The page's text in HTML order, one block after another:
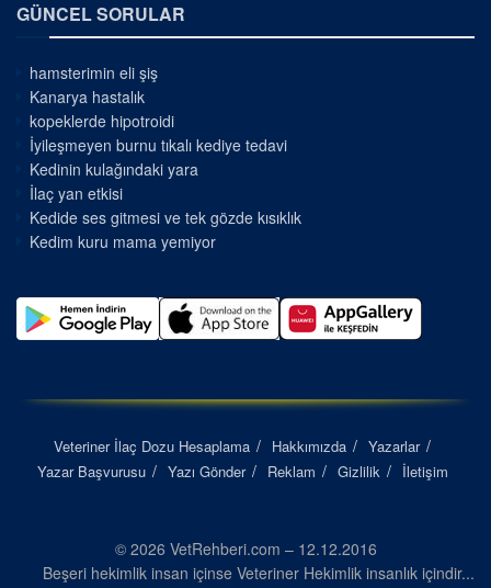
GÜNCEL SORULAR
hamsterimin eli şiş
Kanarya hastalık
kopeklerde hipotroidi
İyileşmeyen burnu tıkalı kediye tedavi
Kedinin kulağındaki yara
İlaç yan etkisi
Kedide ses gitmesi ve tek gözde kısıklık
Kedim kuru mama yemiyor
Veteriner İlaç Dozu Hesaplama Hakkımızda
Yazarlar
Yazar Başvurusu
Yazı Gönder Reklam Gizlilik İletişim
© 2026 VetRehberi.com – 12.12.2016
Beşeri hekimlik insan içinse Veteriner Hekimlik insanlık içindir...